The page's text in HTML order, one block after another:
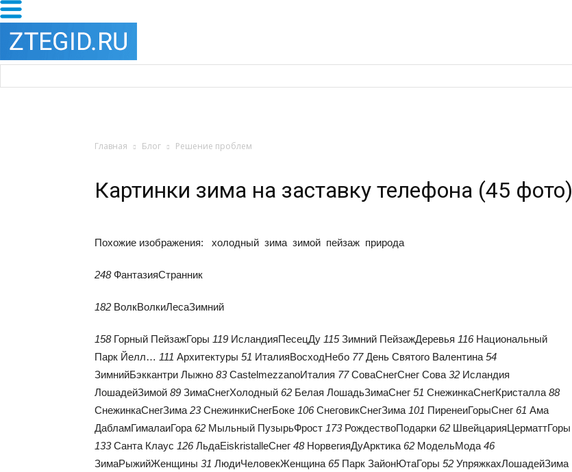
Главная Блог Решение проблем
Картинки зима на заставку телефона (45 фото)
Похожие изображения: холодный зима зимой пейзаж природа
248 ФантазияСтранник
182 ВолкВолкиЛесаЗимний
158 Горный ПейзажГоры 119 ИсландияПесецДу 115 Зимний ПейзажДеревья 116 Национальный
Парк Йелл… 111 Архитектуры 51 ИталияВосходНебо 77 День Святого Валентина 54
ЗимнийБэккантри Лыжно 83 CastelmezzanoИталия 77 СоваСнегСнег Сова 32 Исландия
ЛошадейЗимой 89 ЗимаСнегХолодный 62 Белая ЛошадьЗимаСнег 51 СнежинкаСнегКристалла 88
СнежинкаСнегЗима 23 СнежинкиСнегБоке 106 СнеговикСнегЗима 101 ПиренеиГорыСнег 61 Ама
ДабламГималаиГора 62 Мыльный ПузырьФрост 173 РождествоПодарки 62 ШвейцарияЦерматтГоры
133 Санта Клаус 126 ЛьдаEiskristalleСнег 48 НорвегияДуАрктика 62 МодельМода 46
ЗимаРыжийЖенщины 31 ЛюдиЧеловекЖенщина 65 Парк ЗайонЮтаГоры 52 УпряжкахЛошадейЗима